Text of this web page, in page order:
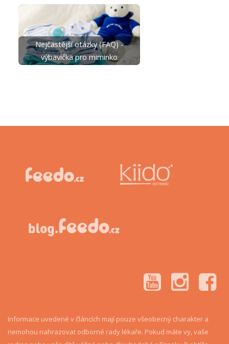
Nejčastější otázky (FAQ) -
výbavička pro miminko
Informace uvedené v článcích mají pouze všeobecný charakter a
nemohou nahrazovat odborné rady lékaře. Pokud máte vy, vaše